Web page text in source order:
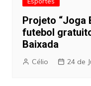
Projeto “Joga
futebol
Baixada
Célio 24 de